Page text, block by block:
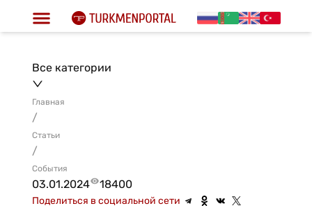
Все категории
Главная
/
Статьи
/
События
03.01.2024 18400
Поделиться в социальной сети